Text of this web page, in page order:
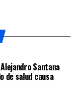
Santana
de salud causa